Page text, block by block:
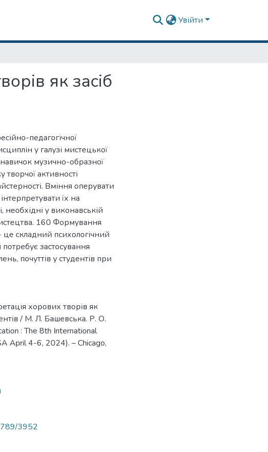
Увійти
як засіб
педагогічної
у галузі мистецької
музично-образної
творчої активності
Вміння оперувати
їх на
необхідні у виконавській
160 Формування
це складний психологічний
застосування
почуттів у студентів при
хорових творів як
/ М. Л. Башевська. Р. О.
: The 8th International
April 4-6, 2024). – Chicago,
3952